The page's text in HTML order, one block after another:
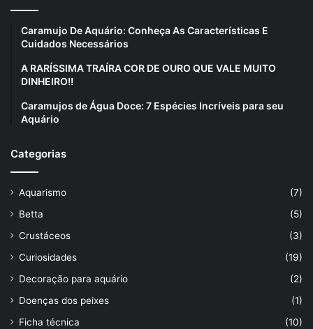
Caramujo De Aquário: Conheça As Características E
Cuidados Necessários
A RARÍSSIMA TRAÍRA COR DE OURO QUE VALE MUITO
DINHEIRO!!
Caramujos de Água Doce: 7 Espécies Incríveis para seu
Aquário
Categorias
Aquarismo
(7)
Betta
(5)
Crustáceos
(3)
Curiosidades
(19)
Decoração para aquário
(2)
Doenças dos peixes
(1)
Ficha técnica
(10)